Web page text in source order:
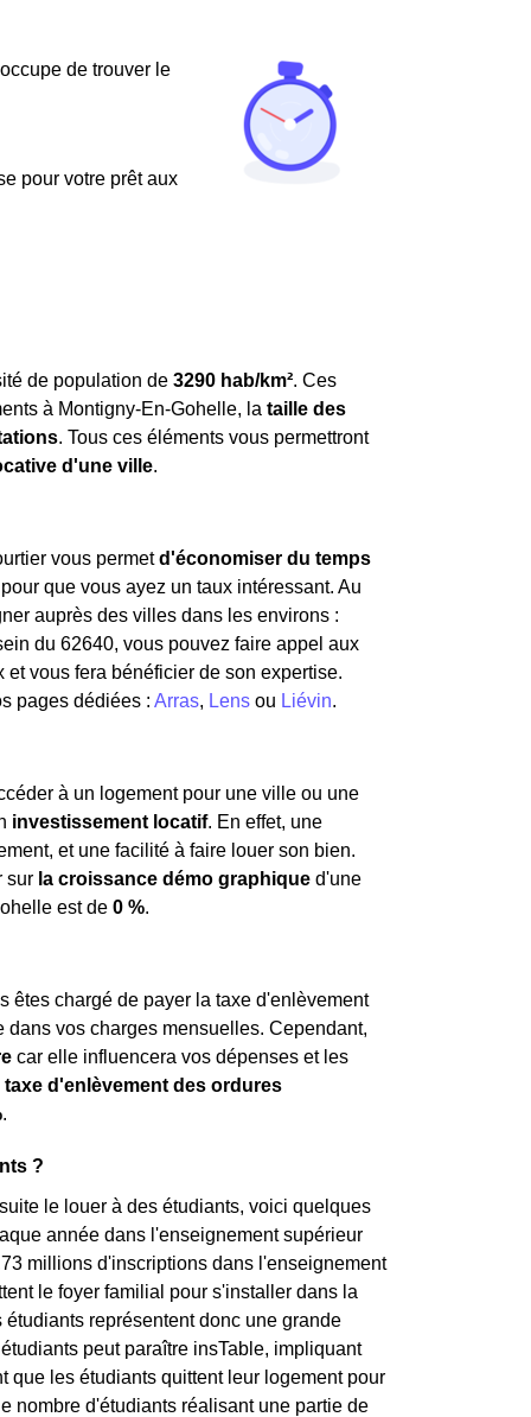
de trouver le
pour votre prêt aux
de population de 3290 hab/km². Ces
à Montigny-En-Gohelle, la taille des
. Tous ces éléments vous permettront
d'une ville.
vous permetd'économiser du temps
que vous ayez un taux intéressant. Au
auprès des villes dans les environs :
du 62640, vous pouvez faire appel aux
vous fera bénéficier de son expertise.
pages dédiées : Arras, Lens ou Liévin.
à un logement pour une ville ou une
investissement locatif. En effet, une
et une facilité à faire louer son bien.
sur la croissance démo graphique d'une
est de 0 %.
êtes chargé de payer la taxe d'enlèvement
vos charges mensuelles. Cependant,
car elle influencera vos dépenses et les
taxe d'enlèvement des ordures
.
?
le louer à des étudiants, voici quelques
année dans l'enseignement supérieur
millions d'inscriptions dans l'enseignement
le foyer familial pour s'installer dans la
représentent donc une grande
peut paraître insTable, impliquant
que les étudiants quittent leur logement pour
nombre d'étudiants réalisant une partie de